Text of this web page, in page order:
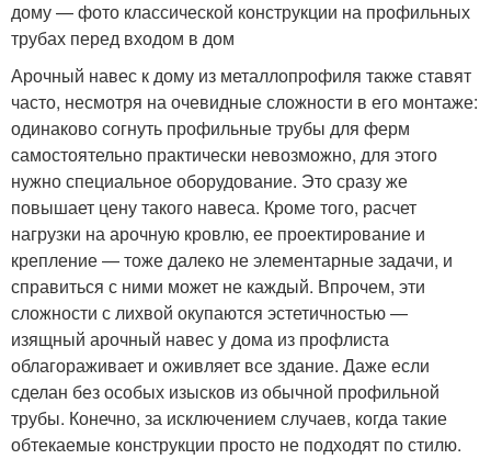
дому — фото классической конструкции на профильных
трубах перед входом в дом
Арочный навес к дому из металлопрофиля также ставят
часто, несмотря на очевидные сложности в его монтаже:
одинаково согнуть профильные трубы для ферм
самостоятельно практически невозможно, для этого
нужно специальное оборудование. Это сразу же
повышает цену такого навеса. Кроме того, расчет
нагрузки на арочную кровлю, ее проектирование и
крепление — тоже далеко не элементарные задачи, и
справиться с ними может не каждый. Впрочем, эти
сложности с лихвой окупаются эстетичностью —
изящный арочный навес у дома из профлиста
облагораживает и оживляет все здание. Даже если
сделан без особых изысков из обычной профильной
трубы. Конечно, за исключением случаев, когда такие
обтекаемые конструкции просто не подходят по стилю.